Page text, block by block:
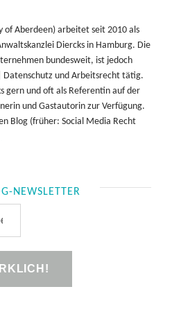
of Aberdeen) arbeitet seit 2010 als
Diercks in Hamburg. Die
bundesweit, ist jedoch
und Arbeitsrecht tätig.
gern und oft als Referentin auf der
und Gastautorin zur Verfügung.
Blog (früher: Social Media Recht
NEWSLETTER